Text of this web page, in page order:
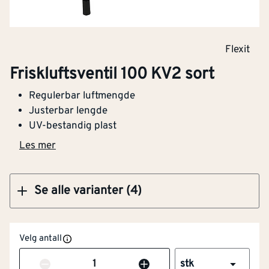
Flexit
Friskluftsventil 100 KV2 sort
Regulerbar luftmengde
Justerbar lengde
UV-bestandig plast
Les mer
Se alle varianter (4)
Klikk og hent
Klikk og hent
Velg antall
Antall stk